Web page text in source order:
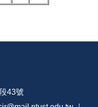
43號